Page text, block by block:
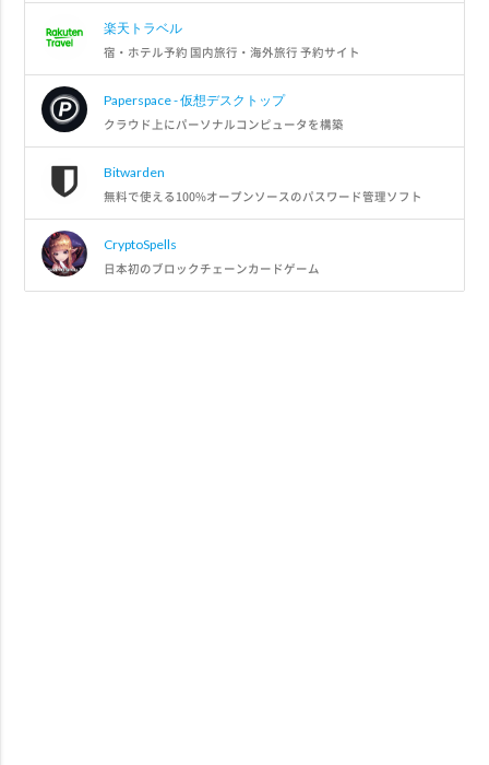
楽天トラベル
宿・ホテル予約 国内旅行・海外旅行 予約サイト
Paperspace - 仮想デスクトップ
クラウド上にパーソナルコンピュータを構築
Bitwarden
無料で使える100%オープンソースのパスワード管理ソフト
CryptoSpells
日本初のブロックチェーンカードゲーム